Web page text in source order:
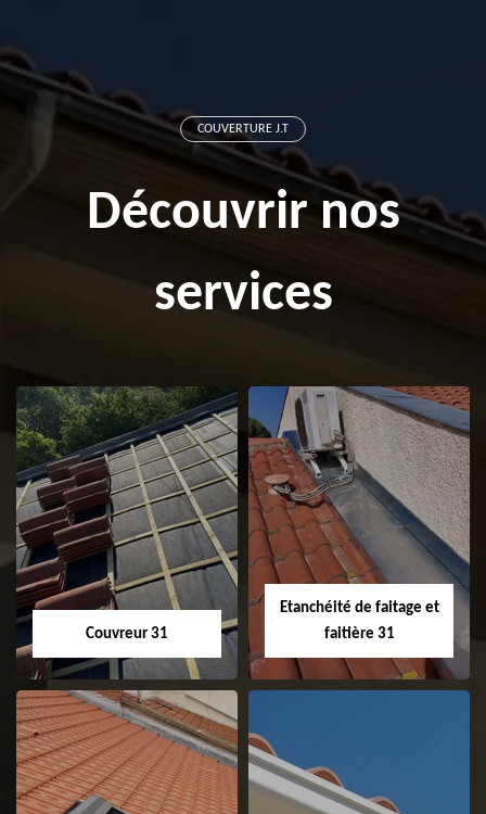
COUVERTURE J.T
Découvrir nos
services
Couvreur 31
Couvreur 31
Etanchéité de faitage et
faitière 31
Etanchéité de